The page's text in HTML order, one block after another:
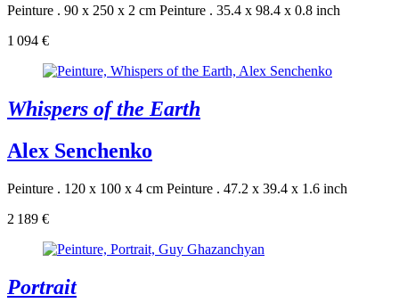
Peinture . 90 x 250 x 2 cm Peinture . 35.4 x 98.4 x 0.8 inch
1 094 €
Whispers of the Earth
Alex Senchenko
Peinture . 120 x 100 x 4 cm Peinture . 47.2 x 39.4 x 1.6 inch
2 189 €
Portrait